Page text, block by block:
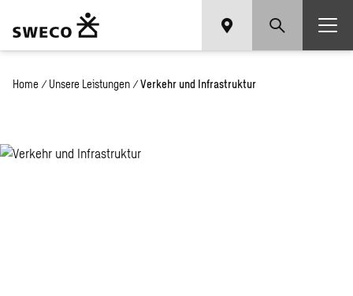
Home / Unsere Leistungen / Verkehr und Infrastruktur